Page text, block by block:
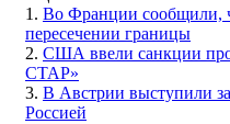
1. Во Франции сообщили,
пересечении границы
2. США ввели санкции
СТАР»
3. В Австрии выступили
Россией